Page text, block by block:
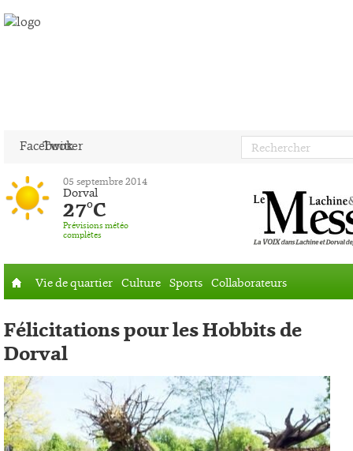
Facebook
Twitter
05 septembre 2014
Dorval
27°C
Prévisions météo
complètes
Vie de quartier Culture Sports Collaborateurs
Félicitations pour les Hobbits de
Dorval